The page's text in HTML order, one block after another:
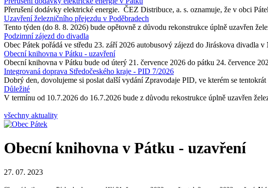
Přerušení dodávky elektrické energie. ČEZ Distribuce, a. s. oznamuje, že v obci
Uzavření železničního přejezdu v Poděbradech
Tento týden (do 8. 8. 2026) bude opětovně z důvodu rekonstrukce úplně uzavřen
Podzimní zájezd do divadla
Obec Pátek pořádá ve středu 23. září 2026 autobusový zájezd do Jiráskova divadla
Obecní knihovna v Pátku - uzavření
Obecní knihovna v Pátku bude od úterý 21. července 2026 do pátku 24. července
Integrovaná doprava Středočeského kraje - PID 7/2026
Dobrý den, dovolujeme si poslat další vydání Zpravodaje PID, ve kterém se
Důležité
V termínu od 10.7.2026 do 16.7.2026 bude z důvodu rekostrukce úplně uzavřen
všechny aktuality
Obecní knihovna v Pátku - uzavření
27. 07. 2023